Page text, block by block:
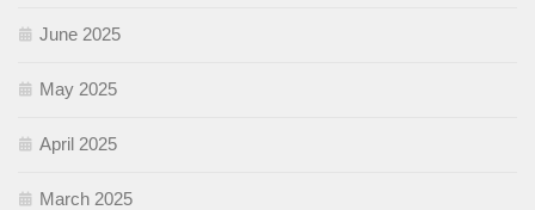
June 2025
May 2025
April 2025
March 2025